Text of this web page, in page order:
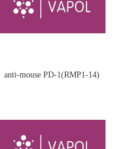
anti-mouse PD-1(RMP1-14)